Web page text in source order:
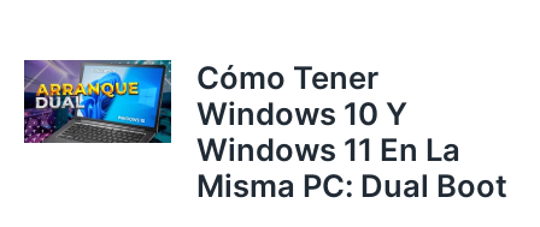
Cómo Tener
Windows 10 Y
Windows 11 En La
Misma PC: Dual Boot